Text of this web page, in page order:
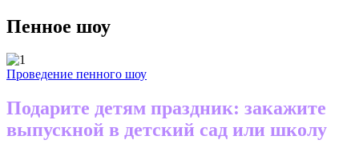
Пенное шоу
Проведение пенного шоу
Подарите детям праздник: закажите
выпускной в детский сад или школу